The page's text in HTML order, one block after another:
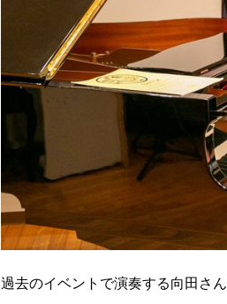
過去のイベントで演奏する向田さん